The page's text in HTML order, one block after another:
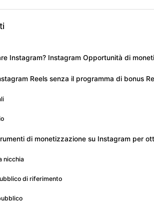
Instagram? Instagram Opportunità di
Reels senza il programma di bonus
di monetizzazione su Instagram per
nicchia
di riferimento